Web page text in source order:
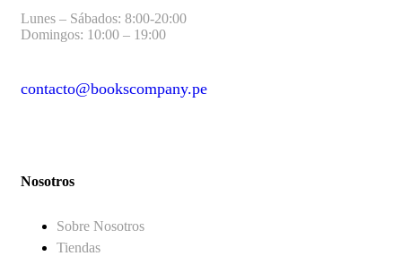
Lunes – Sábados: 8:00-20:00
Domingos: 10:00 – 19:00
contacto@bookscompany.pe
Nosotros
Sobre Nosotros
Tiendas